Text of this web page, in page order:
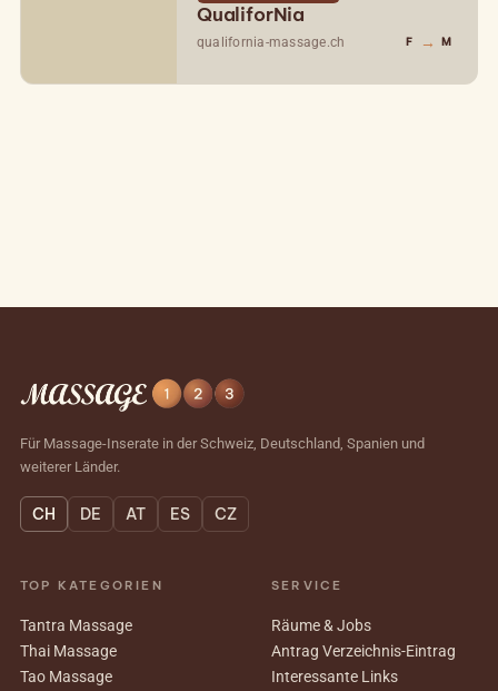
QualiforNia
qualifornia-massage.ch F → M
Für Massage-Inserate in der Schweiz, Deutschland, Spanien und
weiterer Länder.
CH DE AT ES CZ
TOP KATEGORIEN
Tantra Massage
Thai Massage
Tao Massage
SERVICE
Räume & Jobs
Antrag Verzeichnis-Eintrag
Interessante Links